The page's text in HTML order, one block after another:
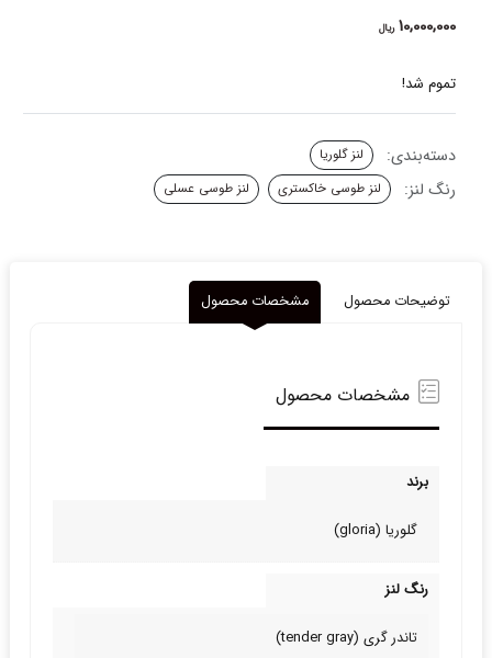
10,000,000 ریال
تموم شد!
دسته‌بندی: لنز گلوریا
رنگ لنز: لنز طوسی خاکستری لنز طوسی عسلی
توضیحات محصول مشخصات محصول
مشخصات محصول
برند
گلوریا (gloria)
رنگ لنز
تاندر گری (tender gray)